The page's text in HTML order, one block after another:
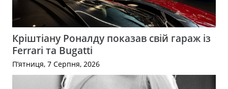
Кріштіану Роналду показав свій гараж із
Ferrari та Bugatti
П’ятниця, 7 Серпня, 2026